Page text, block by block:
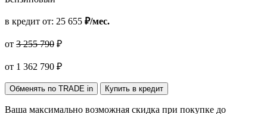
в кредит от: 25 655 ₽/мес.
от 3 255 790 ₽
от 1 362 790 ₽
Обменять по TRADE in Купить в кредит
Ваша максимально возможная скидка при покупке до